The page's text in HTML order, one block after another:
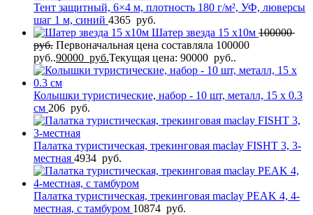
Тент защитный, 6×4 м, плотность 180 г/м², УФ, люверсы
шаг 1 м, синий 4365 руб.
Шатер звезда 15 х10м 100000
руб. Первоначальная цена составляла 100000
руб..90000 руб.Текущая цена: 90000 руб..
Колышки туристические, набор - 10 шт, металл, 15 х 0.3
см 206 руб.
Палатка туристическая, трекинговая maclay FISHT 3, 3-
местная 4934 руб.
Палатка туристическая, трекинговая maclay PEAK 4, 4-
местная, с тамбуром 10874 руб.